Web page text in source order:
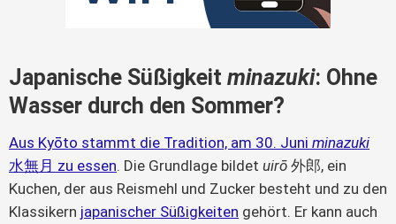
Japanische Süßigkeit minazuki: Ohne
Wasser durch den Sommer?
Aus Kyōto stammt die Tradition, am 30. Juni minazuki
水無月 zu essen. Die Grundlage bildet uirō 外郎, ein
Kuchen, der aus Reismehl und Zucker besteht und zu den
Klassikern japanischer Süßigkeiten gehört. Er kann auch